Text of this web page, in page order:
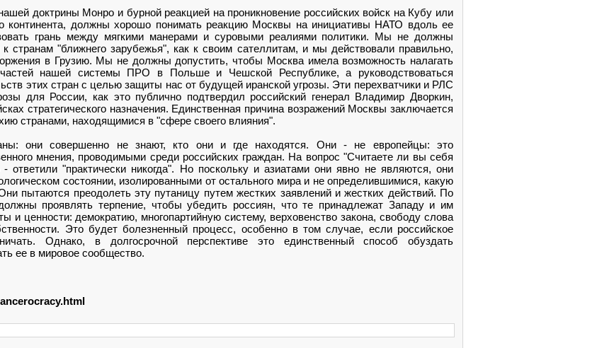
доктрины Монро и бурной реакцией на проникновение российских войск на Кубу или
континента, должны хорошо понимать реакцию Москвы на инициативы НАТО вдоль ее
грань между мягкими манерами и суровыми реалиями политики. Мы не должны
странам "ближнего зарубежья", как к своим сателлитам, и мы действовали правильно,
в Грузию. Мы не должны допустить, чтобы Москва имела возможность налагать
нашей системы ПРО в Польше и Чешской Республике, а руководствоваться
этих стран с целью защиты нас от будущей иранской угрозы. Эти перехватчики и РЛС
для России, как это публично подтвердил российский генерал Владимир Дворкин,
стратегического назначения. Единственная причина возражений Москвы заключается
странами, находящимися в "сфере своего влияния".
они совершенно не знают, кто они и где находятся. Они - не европейцы: это
мнения, проводимыми среди российских граждан. На вопрос "Считаете ли вы себя
ответили "практически никогда". Но поскольку и азиатами они явно не являются, они
состоянии, изолированными от остального мира и не определившимися, какую
пытаются преодолеть эту путаницу путем жестких заявлений и жестких действий. По
проявлять терпение, чтобы убедить россиян, что те принадлежат Западу и им
и ценности: демократию, многопартийную систему, верховенство закона, свободу слова
Это будет болезненный процесс, особенно в том случае, если российское
Однако, в долгосрочной перспективе это единственный способ обуздать
ее в мировое сообщество.